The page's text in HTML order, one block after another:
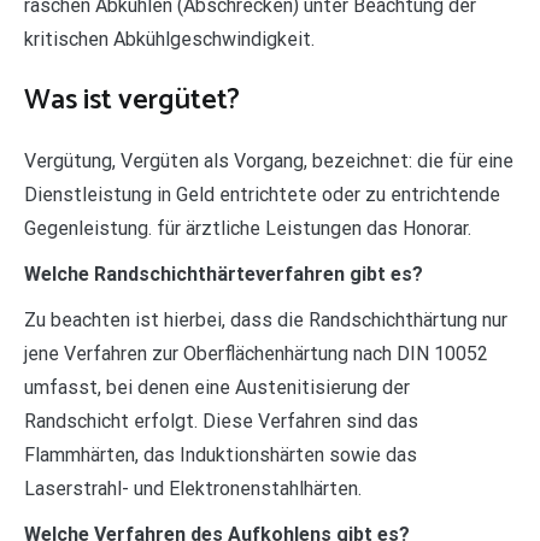
raschen Abkühlen (Abschrecken) unter Beachtung der
kritischen Abkühlgeschwindigkeit.
Was ist vergütet?
Vergütung, Vergüten als Vorgang, bezeichnet: die für eine
Dienstleistung in Geld entrichtete oder zu entrichtende
Gegenleistung. für ärztliche Leistungen das Honorar.
Welche Randschichthärteverfahren gibt es?
Zu beachten ist hierbei, dass die Randschichthärtung nur
jene Verfahren zur Oberflächenhärtung nach DIN 10052
umfasst, bei denen eine Austenitisierung der
Randschicht erfolgt. Diese Verfahren sind das
Flammhärten, das Induktionshärten sowie das
Laserstrahl- und Elektronenstahlhärten.
Welche Verfahren des Aufkohlens gibt es?